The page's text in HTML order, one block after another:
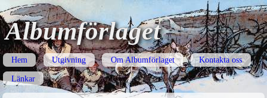
Albumförlaget
Hem Utgivning Om Albumförlaget
Kontakta oss
Länkar